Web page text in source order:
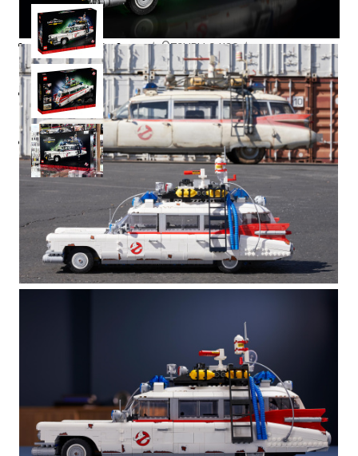
Описание ⭐️ Отзывы о нас ⭐️
Характеристики Где купить
Оплата Доставка
Отвлекитесь от повседневной суеты с этой
сборной версией автомобиля ЭКТО-1 охотников
за привидениями! Эктоплазма в набор не входит.
Хватайте свои протонные ранцы и отправляйтесь
из кубиков легендарном автомобиле «ЭКТО-1»
LEGO® Ghostbusters™. Если вы любите Охотников
за привидениями или конструкторы LEGO
и думаете, чем бы заняться в свободное время,
эта модель LEGO — именно то, что вам нужно.
Она включает в себя множество удивительных
функций и деталей, которые вы будете